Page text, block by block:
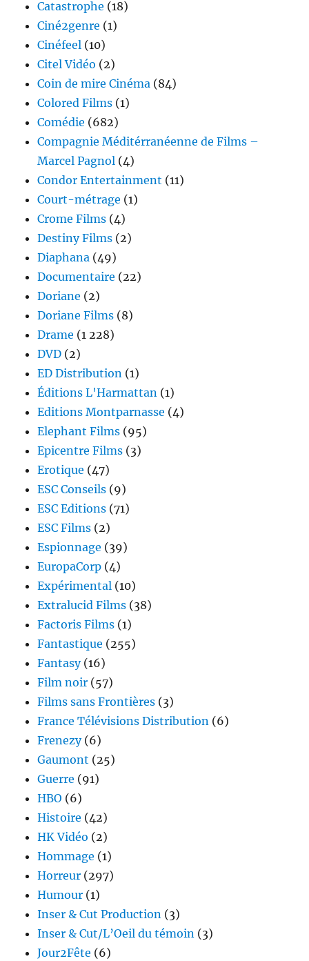
Catastrophe (18)
Ciné2genre (1)
Cinéfeel (10)
Citel Vidéo (2)
Coin de mire Cinéma (84)
Colored Films (1)
Comédie (682)
Compagnie Méditérranéenne de Films –
Marcel Pagnol (4)
Condor Entertainment (11)
Court-métrage (1)
Crome Films (4)
Destiny Films (2)
Diaphana (49)
Documentaire (22)
Doriane (2)
Doriane Films (8)
Drame (1 228)
DVD (2)
ED Distribution (1)
Éditions L'Harmattan (1)
Editions Montparnasse (4)
Elephant Films (95)
Epicentre Films (3)
Erotique (47)
ESC Conseils (9)
ESC Editions (71)
ESC Films (2)
Espionnage (39)
EuropaCorp (4)
Expérimental (10)
Extralucid Films (38)
Factoris Films (1)
Fantastique (255)
Fantasy(16)
Film noir (57)
Films sans Frontières (3)
France Télévisions Distribution (6)
Frenezy(6)
Gaumont (25)
Guerre (91)
HBO (6)
Histoire (42)
HK Vidéo (2)
Hommage (1)
Horreur (297)
Humour (1)
Inser & Cut Production (3)
Inser & Cut/L’Oeil du témoin (3)
Jour2Fête (6)